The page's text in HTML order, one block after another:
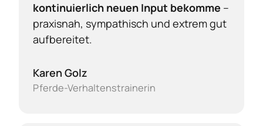
kontinuierlich neuen Input bekomme –
praxisnah, sympathisch und extrem gut
aufbereitet.
Karen Golz
Pferde-Verhaltenstrainerin